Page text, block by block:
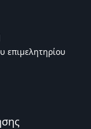
επιμελητηρίου